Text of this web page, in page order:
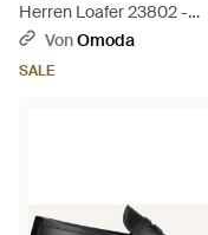
Herren Loafer 23802 -
Schwarz
VonOmoda
SALE